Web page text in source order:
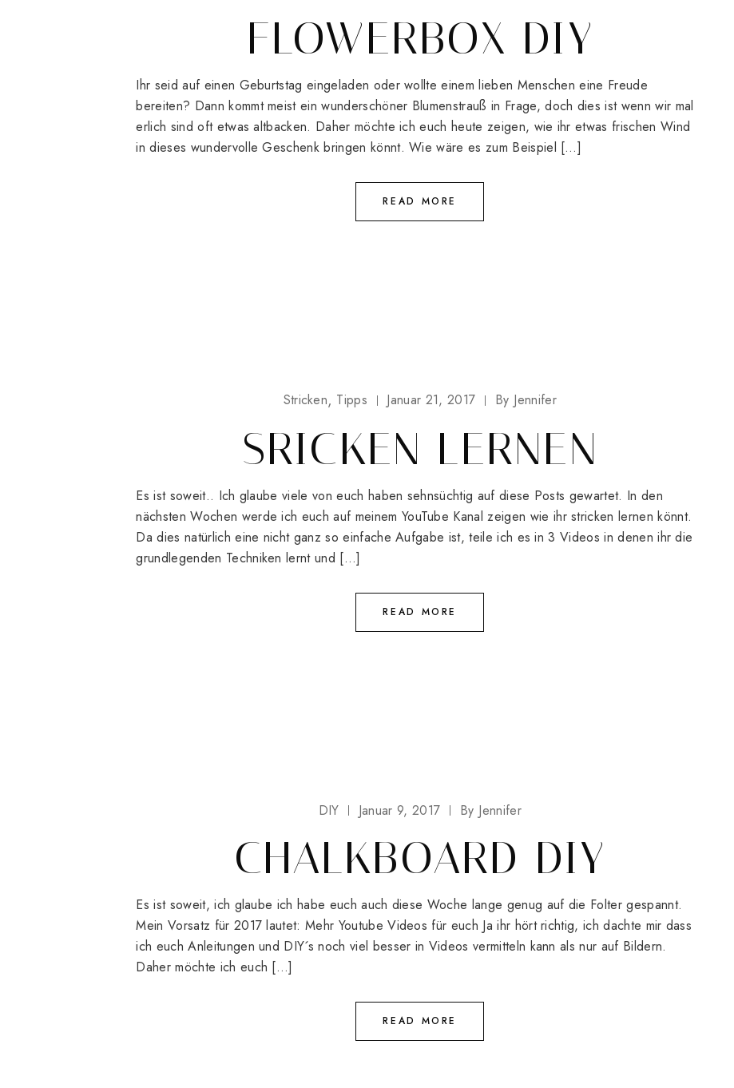
FLOWERBOX DIY
Ihr seid auf einen Geburtstag eingeladen oder wollte einem lieben Menschen eine Freude
bereiten? Dann kommt meist ein wunderschöner Blumenstrauß in Frage, doch dies ist wenn wir mal
erlich sind oft etwas altbacken. Daher möchte ich euch heute zeigen, wie ihr etwas frischen Wind
in dieses wundervolle Geschenk bringen könnt. Wie wäre es zum Beispiel […]
READ MORE
Stricken Tipps Januar 21, 2017 By Jennifer
SRICKEN LERNEN
Es ist soweit.. Ich glaube viele von euch haben sehnsüchtig auf diese Posts gewartet. In den
nächsten Wochen werde ich euch auf meinem YouTube Kanal zeigen wie ihr stricken lernen könnt.
Da dies natürlich eine nicht ganz so einfache Aufgabe ist, teile ich es in 3 Videos in denen ihr die
grundlegenden Techniken lernt und […]
READ MORE
DIY Januar 9, 2017 By Jennifer
CHALKBOARD DIY
Es ist soweit, ich glaube ich habe euch auch diese Woche lange genug auf die Folter gespannt.
Mein Vorsatz für 2017 lautet: Mehr Youtube Videos für euch Ja ihr hört richtig, ich dachte mir dass
ich euch Anleitungen und DIY´s noch viel besser in Videos vermitteln kann als nur auf Bildern.
Daher möchte ich euch […]
READ MORE